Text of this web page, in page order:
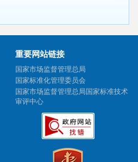
重要网站链接
国家市场监督管理总局
国家标准化管理委员会
国家市场监督管理总局国家标准技术
审评中心